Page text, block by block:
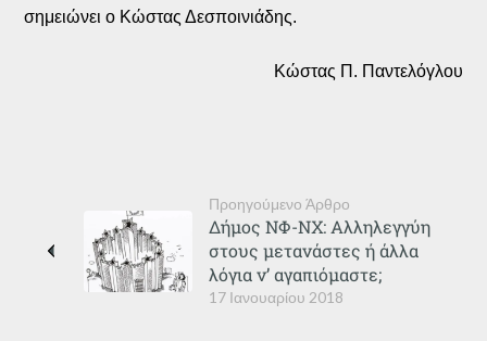
σημειώνει ο Κώστας Δεσποινιάδης.
Κώστας Π. Παντελόγλου
Προηγούμενο Άρθρο
17 Ιανουαρίου 2018
Δήμος ΝΦ-ΝΧ: Αλληλεγγύη
στους μετανάστες ή άλλα
λόγια ν’ αγαπιόμαστε;